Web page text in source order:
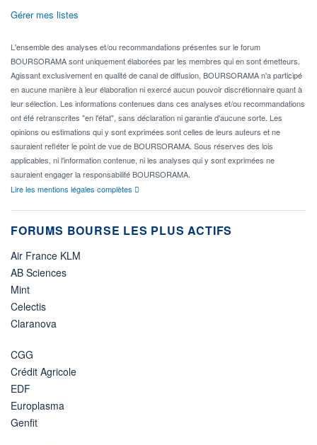
Gérer mes listes
L'ensemble des analyses et/ou recommandations présentes sur le forum
BOURSORAMA sont uniquement élaborées par les membres qui en sont émetteurs.
Agissant exclusivement en qualité de canal de diffusion, BOURSORAMA n'a participé
en aucune manière à leur élaboration ni exercé aucun pouvoir discrétionnaire quant à
leur sélection. Les informations contenues dans ces analyses et/ou recommandations
ont été retranscrites "en l'état", sans déclaration ni garantie d'aucune sorte. Les
opinions ou estimations qui y sont exprimées sont celles de leurs auteurs et ne
sauraient refléter le point de vue de BOURSORAMA. Sous réserves des lois
applicables, ni l'information contenue, ni les analyses qui y sont exprimées ne
sauraient engager la responsabilité BOURSORAMA.
Lire les mentions légales complètes
FORUMS BOURSE LES PLUS ACTIFS
Air France KLM
AB Sciences
Mint
Celectis
Claranova
CGG
Crédit Agricole
EDF
Europlasma
Genfit